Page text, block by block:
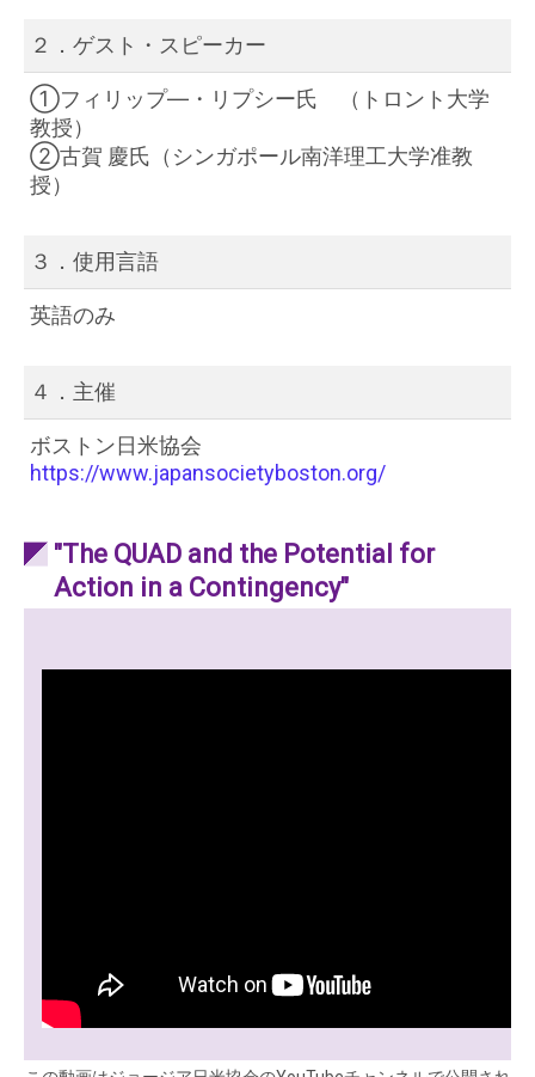
２．ゲスト・スピーカー
①フィリップ―・リプシー氏
（トロント大学
教授）
②古賀 慶氏 （シンガポール南洋理工大学准教
授）
３．使用言語
英語のみ
４．主催
ボストン日米協会
https://www.japansocietyboston.org/
"The QUAD and the Potential for
Action in a Contingency"